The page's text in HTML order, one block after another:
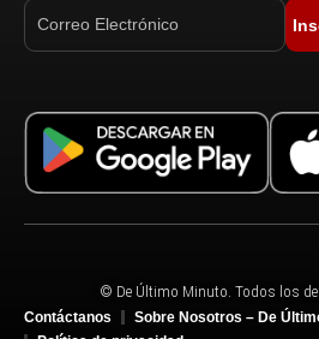
© De Último Minuto. Todos los
Contáctanos
Sobre Nosotros – De